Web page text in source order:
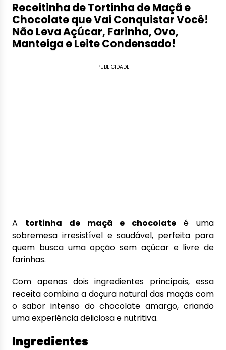
Receitinha de Tortinha de Maçã e
Chocolate que Vai Conquistar Você!
Não Leva Açúcar, Farinha, Ovo,
Manteiga e Leite Condensado!
PUBLICIDADE
A tortinha de maçã e chocolate é uma
sobremesa irresistível e saudável, perfeita para
quem busca uma opção sem açúcar e livre de
farinhas.
Com apenas dois ingredientes principais, essa
receita combina a doçura natural das maçãs com
o sabor intenso do chocolate amargo, criando
uma experiência deliciosa e nutritiva.
Ingredientes